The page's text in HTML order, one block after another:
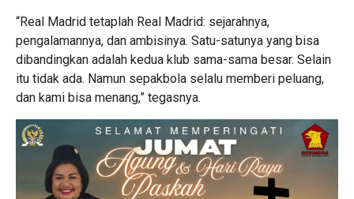
“Real Madrid tetaplah Real Madrid: sejarahnya,
pengalamannya, dan ambisinya. Satu-satunya yang bisa
dibandingkan adalah kedua klub sama-sama besar. Selain
itu tidak ada. Namun sepakbola selalu memberi peluang,
dan kami bisa menang,” tegasnya.